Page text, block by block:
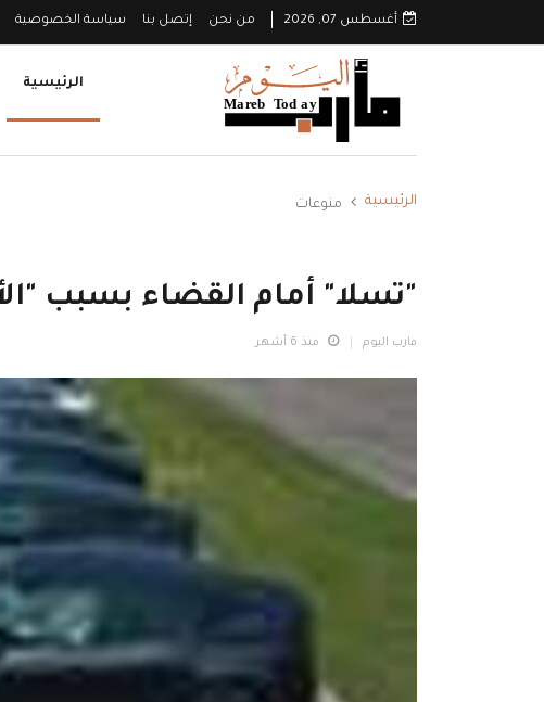
أغسطس 07, 2026 من نحن إتصل بنا سياسة الخصوصية
الرئيسية
الرئيسية منوعات
"تسلا" أمام القضاء بسبب
مارب اليوم منذ 6 أشهر